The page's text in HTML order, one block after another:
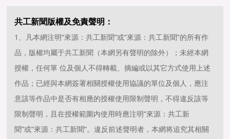
共工新聞版權及免責聲明：
1、凡本網注明“來源：共工新聞”或“來源：共工新聞”的所有作
品，版權均屬于共工新聞（本網另有聲明的除外）；未經本網
授權，任何單 位及個人不得轉載、摘編或以其它方式使用上述
作品；已經與本網簽署相關授權使用協議的單位及個人，應注
意該等作品中是否有相應的授權使用限制聲明，不得違反該等
限制聲明，且在授權範圍内使用時應注明“來源：共工新
聞”或“來源：共工新聞”。違反前述聲明者，本網将追究其相關